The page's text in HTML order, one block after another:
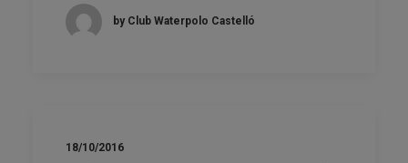
by Club Waterpolo Castelló
18/10/2016